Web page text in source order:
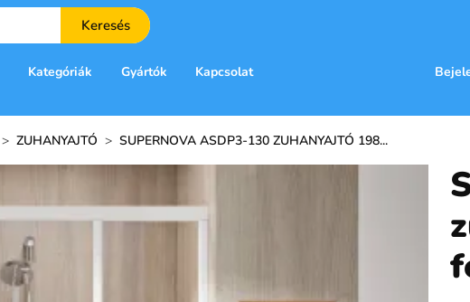
Keresés
Kategóriák Gyártók Kapcsolat
> ZUHANYAJTÓ > SUPERNOVA ASDP3-130 ZUHANYAJTÓ 198...